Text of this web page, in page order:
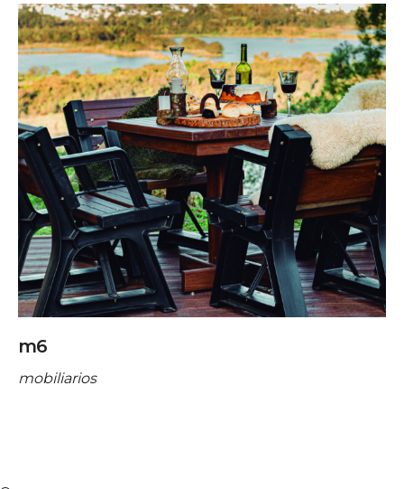
m6
mobiliarios